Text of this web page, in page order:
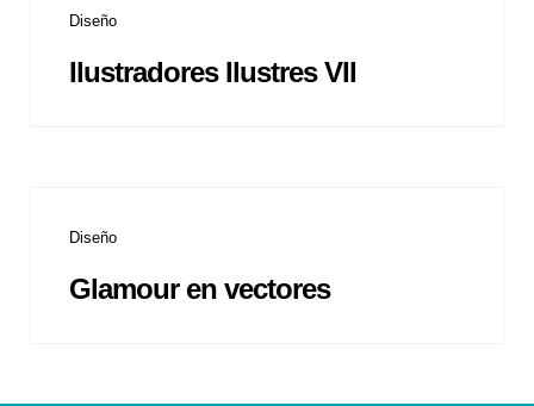
Diseño
Ilustradores Ilustres VII
Diseño
Glamour en vectores